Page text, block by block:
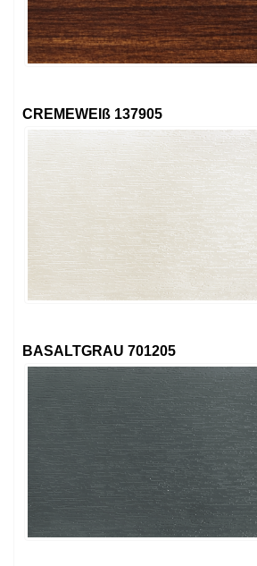
CREMEWEIß 137905
BASALTGRAU 701205